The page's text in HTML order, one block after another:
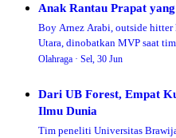
Anak Rantau Prapat
Boy Arnez Arabi, outside hitter
Utara, dinobatkan MVP saat
kalinya menjuarai AVC Men's
Olahraga · Sel, 30 Jun
Dari UB Forest, Empat
Ilmu Dunia
Tim peneliti Universitas